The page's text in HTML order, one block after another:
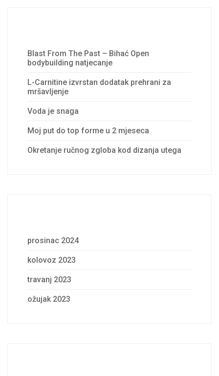
Blast From The Past – Bihać Open
bodybuilding natjecanje
L-Carnitine izvrstan dodatak prehrani za
mršavljenje
Voda je snaga
Moj put do top forme u 2 mjeseca
Okretanje ručnog zgloba kod dizanja utega
prosinac 2024
kolovoz 2023
travanj 2023
ožujak 2023